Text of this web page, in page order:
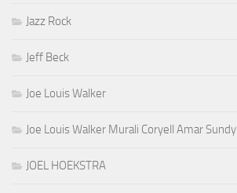
Jazz Rock
Jeff Beck
Joe Louis Walker
Joe Louis Walker Murali Coryell Amar Sundy
JOEL HOEKSTRA